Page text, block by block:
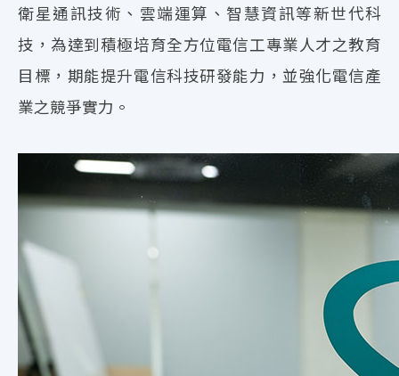
衛星通訊技術、雲端運算、智慧資訊等新世代科
技，為達到積極培育全方位電信工專業人才之教育
目標，期能提升電信科技研發能力，並強化電信產
業之競爭實力。